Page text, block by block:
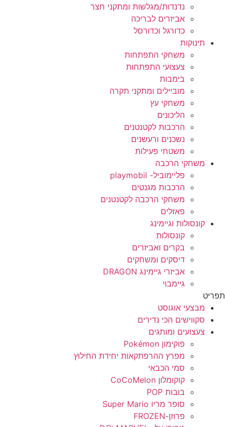
נדנדות/מגלשות ומתקני חצר
אביזרים לבריכה
כדורגל וכדורסל
תינוקות
משחקי התפתחות
צעצועי התפתחות
בימבות
מוביילים ומתקני תקרה
משחקי עץ
הליכונים
הרכבות לקטנטנים
נשכנים ורעשנים
משטחי פעילות
משחקי הרכבה
פליימוביל- playmobil
הרכבות מגנטים
משחקי הרכבה לקטנטנים
פאזלים
קונסולות וגיימינג
קונסולות
בקרים ואביזרים
דיסקים ומשחקים
אביזרי גיימינג DRAGON
גיימבוי
מבצעי אוגוסט
סקווישים הכי נדירים
צעצועים ומותגים
פוקימון Pokémon
מפרץ ההרפתקאות יחידת החילוץ
סמי הכבאי
קוקומלון CoCoMelon
בובות POP
סופר מריו Super Mario
פרוזן-FROZEN